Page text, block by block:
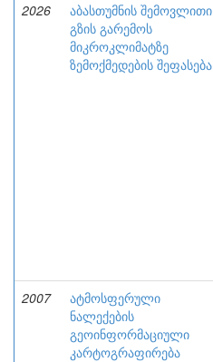
2026
აბასთუმნის შემოვლითი
გზის გარემოს
მიკროკლიმატზე
ზემოქმედების შეფასება
2007
ატმოსფერული
ნალექების
გეოინფორმაციული
კარტოგრაფირება